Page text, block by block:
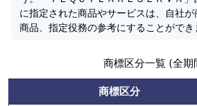
に指定された商品やサービスは、自社
商品、指定役務の参考にすることができ
商標区分一覧 (全期
商標区分